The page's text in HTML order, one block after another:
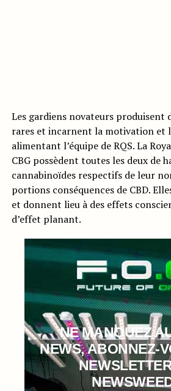
Les gardiens novateurs produisent
rares et incarnent la motivation et
alimentant l’équipe de RQS. La
CBG possèdent toutes les deux de
cannabinoïdes respectifs de leur
portions conséquences de CBD.
et donnent lieu à des effets
d’effet planant.
NE MANQUEZ
NEWS, ABONNEZ-